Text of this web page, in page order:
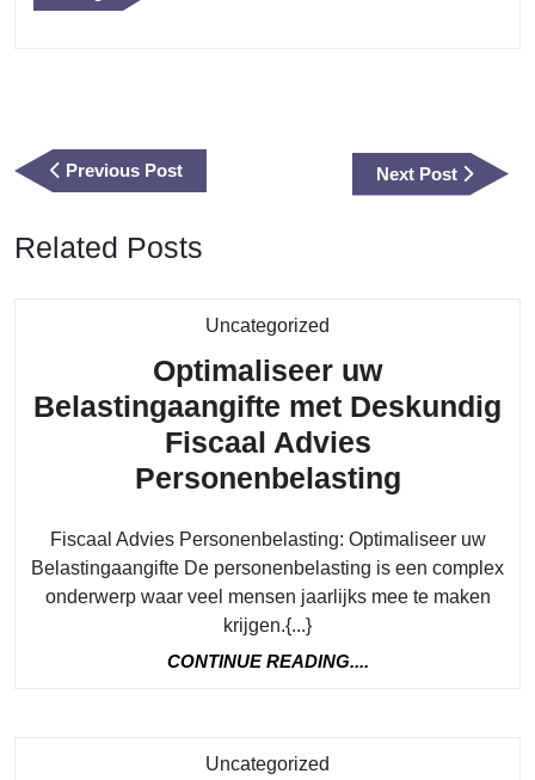
Previous PostPrevious
Post
Next Post
Next
Post
Related Posts
Uncategorized
Optimaliseer uw
Belastingaangifte met Deskundig
Fiscaal Advies
Personenbelasting
met
Fiscaal Advies Personenbelasting: Optimaliseer uw
Belastingaangifte De personenbelasting is een complex
onderwerp waar veel mensen jaarlijks mee te maken
krijgen.{...}
CONTINUE READING....
Uncategorized